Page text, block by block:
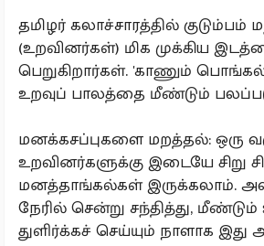
தமிழர் கலாச்சாரத்தில் குடும்பம்
(உறவினர்கள்) மிக முக்கிய
பெறுகிறார்கள். 'காணும்
உறவுப் பாலத்தை மீண்டும்
மனக்கசப்புகளை மறத்தல்: ஒரு
உறவினர்களுக்கு இடையே சிறு
மனத்தாங்கல்கள் இருக்கலாம்.
நேரில் சென்று சந்தித்து,
துளிர்க்கச் செய்யும் நாளாக இது